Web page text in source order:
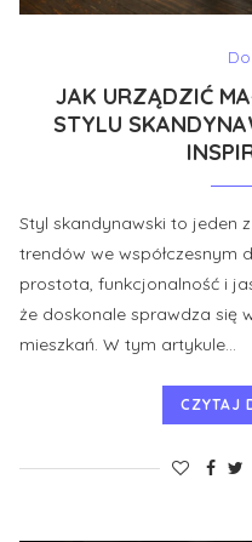
JAK URZĄDZIĆ
STYLU
Styl skandynawski to jeden
trendów we współczesnym
prostota, funkcjonalność i
że doskonale sprawdza się
mieszkań. W tym artykule…
CZYTAJ